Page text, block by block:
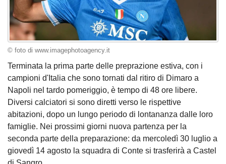
© foto di www.imagephotoagency.it
Terminata la prima parte delle preprazione estiva, con i
campioni d'Italia che sono tornati dal ritiro di Dimaro a
Napoli nel tardo pomeriggio, è tempo di 48 ore libere.
Diversi calciatori si sono diretti verso le rispettive
abitazioni, dopo un lungo periodo di lontananza dalle loro
famiglie. Nei prossimi giorni nuova partenza per la
seconda parte della preparazione: da mercoledì 30 luglio a
giovedì 14 agosto la squadra di Conte si trasferirà a Castel